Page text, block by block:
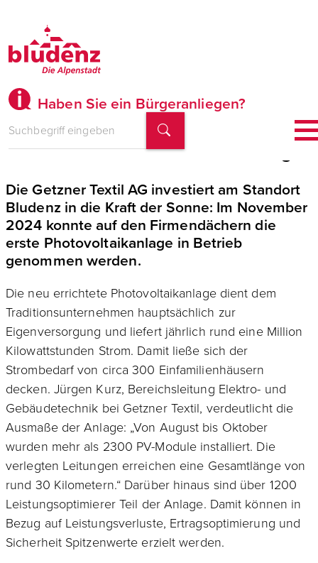
Haben Sie ein Bürgeranliegen?
Getzner Textil nutzt Sonnenenergie
Die Getzner Textil AG investiert am Standort
Bludenz in die Kraft der Sonne: Im November
2024 konnte auf den Firmendächern die
erste Photovoltaikanlage in Betrieb
genommen werden.
Die neu errichtete Photovoltaikanlage dient dem
Traditionsunternehmen hauptsächlich zur
Eigenversorgung und liefert jährlich rund eine Million
Kilowattstunden Strom. Damit ließe sich der
Strombedarf von circa 300 Einfamilienhäusern
decken. Jürgen Kurz, Bereichsleitung Elektro- und
Gebäudetechnik bei Getzner Textil, verdeutlicht die
Ausmaße der Anlage: „Von August bis Oktober
wurden mehr als 2300 PV-Module installiert. Die
verlegten Leitungen erreichen eine Gesamtlänge von
rund 30 Kilometern.“ Darüber hinaus sind über 1200
Leistungsoptimierer Teil der Anlage. Damit können in
Bezug auf Leistungsverluste, Ertragsoptimierung und
Sicherheit Spitzenwerte erzielt werden.